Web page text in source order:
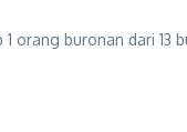
buronan dari